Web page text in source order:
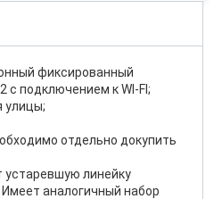
фиксированный
с подключением к WI-FI;
улицы;
отдельно докупить
устаревшую линейку
аналогичный набор